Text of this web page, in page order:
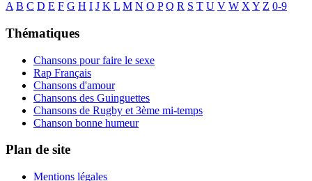
A B C D E F G H I J K L M N O P Q R S T U V W X Y Z 0-9
Thématiques
Chansons pour faire le sexe
Rap Français
Chansons d'amour
Chansons des Guinguettes
Chansons de Rugby et 3ème mi-temps
Chanson bonne humeur
Plan de site
Mentions légales